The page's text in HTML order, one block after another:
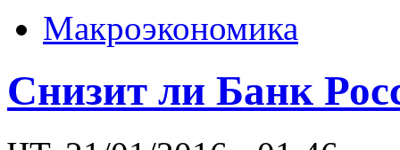
Макроэкономика
Снизит ли Банк